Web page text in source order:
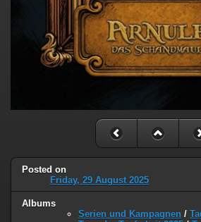
Posted on
Friday, 29 August 2025
Albums
Serien und Kampagnen /